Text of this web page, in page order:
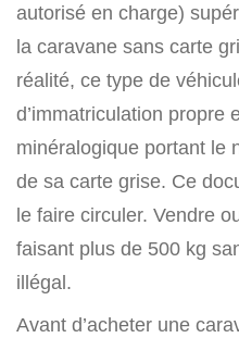
autorisé en charge)
la caravane sans carte
réalité, ce type de
d’immatriculation propre
minéralogique portant le
de sa carte grise. Ce
le faire circuler. Vendre
faisant plus de 500 kg
illégal.
Avant d’acheter une